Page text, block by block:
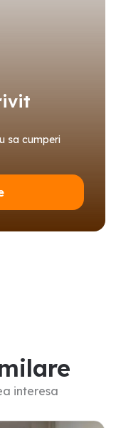
sa cumperi
interesa